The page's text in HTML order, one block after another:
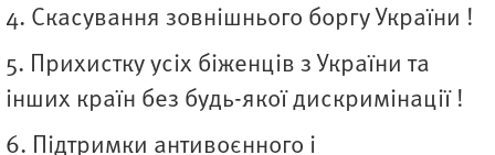
4. Скасування зовнішнього боргу України !
5. Прихистку усіх біженців з України та
інших країн без будь-якої дискримінації !
6. Підтримки антивоєнного і